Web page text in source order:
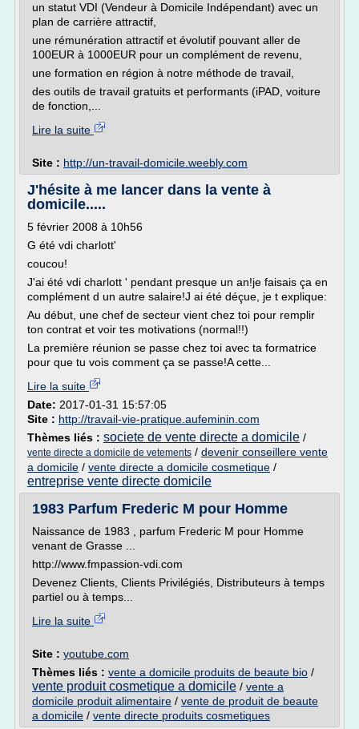
un statut VDI (Vendeur à Domicile Indépendant) avec un
plan de carrière attractif,
une rémunération attractif et évolutif pouvant aller de
100EUR à 1000EUR pour un complément de revenu,
une formation en région à notre méthode de travail,
des outils de travail gratuits et performants (iPAD, voiture
de fonction,...
Lire la suite
Site : http://un-travail-domicile.weebly.com
J'hésite à me lancer dans la vente à
domicile.....
5 février 2008 à 10h56
G été vdi charlott'
coucou!
J'ai été vdi charlott ' pendant presque un an!je faisais ça en
complément d un autre salaire!J ai été déçue, je t explique:
Au début, une chef de secteur vient chez toi pour remplir
ton contrat et voir tes motivations (normal!!)
La première réunion se passe chez toi avec ta formatrice
pour que tu vois comment ça se passe!A cette...
Lire la suite
Date: 2017-01-31 15:57:05
Site : http://travail-vie-pratique.aufeminin.com
Thèmes liés : societe de vente directe a domicile /
vente directe a domicile de vetements / devenir conseillere vente
a domicile / vente directe a domicile cosmetique /
entreprise vente directe domicile
1983 Parfum Frederic M pour Homme
Naissance de 1983 , parfum Frederic M pour Homme
venant de Grasse ...
http://www.fmpassion-vdi.com
Devenez Clients, Clients Privilégiés, Distributeurs à temps
partiel ou à temps...
Lire la suite
Site : youtube.com
Thèmes liés : vente a domicile produits de beaute bio /
vente produit cosmetique a domicile / vente a
domicile produit alimentaire / vente de produit de beaute
a domicile / vente directe produits cosmetiques